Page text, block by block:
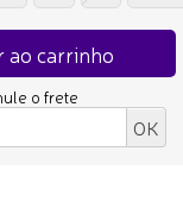
ao carrinho
o frete